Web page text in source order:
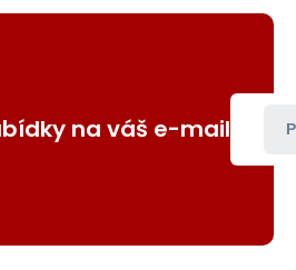
na váš e-mail